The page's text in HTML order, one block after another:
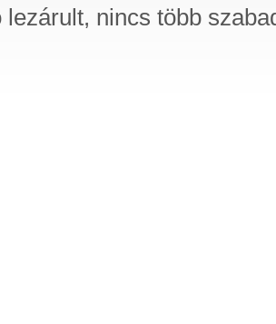
nincs több